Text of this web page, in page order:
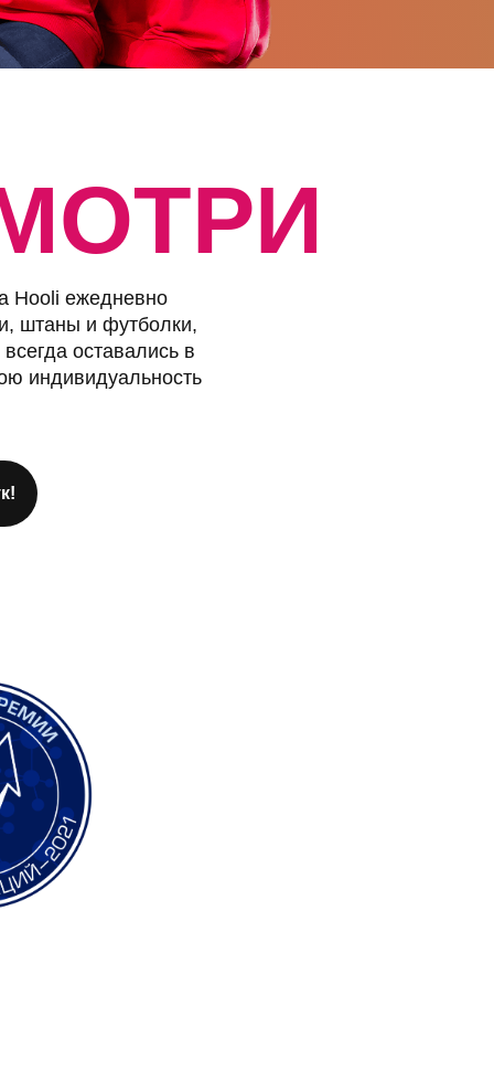
Hooli ежедневно
штаны и футболки,
оставались в
индивидуальность